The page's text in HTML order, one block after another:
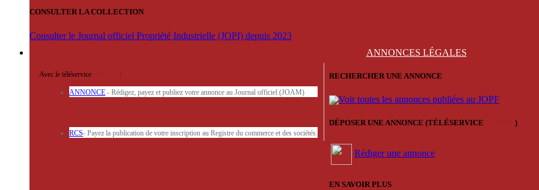
CONSULTER LA COLLECTION
Consulter le Journal officiel Propriété Industrielle (JOPI) depuis 2023
ANNONCES LÉGALES
Avec le téléservice :
ANNONCE - Rédigez, payez et publiez votre annonce au Journal officiel (JOAM)
RCS- Payez la publication de votre inscription au Registre du commerce et des sociétés.
RECHERCHER UNE ANNONCE
Voir toutes les annonces publiées au JOPF
DÉPOSER UNE ANNONCE (TÉLÉSERVICE )
Rédiger une annonce
EN SAVOIR PLUS